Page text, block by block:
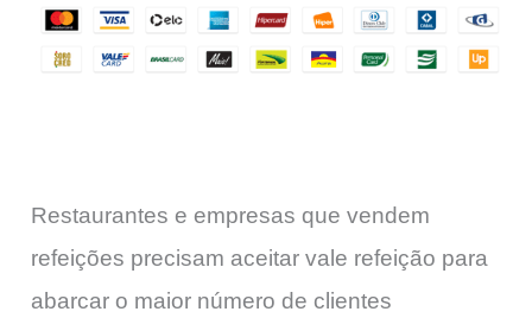
Restaurantes e empresas que vendem
refeições precisam aceitar vale refeição para
abarcar o maior número de clientes